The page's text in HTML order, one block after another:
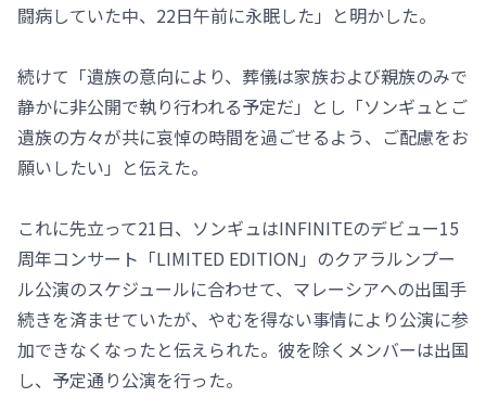
闘病していた中、22日午前に永眠した」と明かした。
続けて「遺族の意向により、葬儀は家族および親族のみで
静かに非公開で執り行われる予定だ」とし「ソンギュとご
遺族の方々が共に哀悼の時間を過ごせるよう、ご配慮をお
願いしたい」と伝えた。
これに先立って21日、ソンギュはINFINITEのデビュー15
周年コンサート「LIMITED EDITION」のクアラルンプー
ル公演のスケジュールに合わせて、マレーシアへの出国手
続きを済ませていたが、やむを得ない事情により公演に参
加できなくなったと伝えられた。彼を除くメンバーは出国
し、予定通り公演を行った。